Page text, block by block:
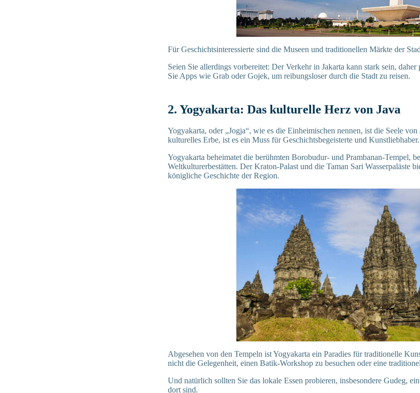
Für Geschichtsinteressierte sind die Museen und traditionellen Märkte der
Seien Sie allerdings vorbereitet: Der Verkehr in Jakarta kann stark sein,
Sie Apps wie Grab oder Gojek, um reibungsloser durch die Stadt zu reisen.
2. Yogyakarta: Das kulturelle Herz von Java
Yogyakarta, oder „Jogja“, wie es die Einheimischen nennen, ist die Seele
kulturelles Erbe, ist es ein Muss für Geschichtsbegeisterte und Kunstliebhaber.
Yogyakarta beheimatet die berühmten Borobudur- und Prambanan-Tempel,
Weltkulturerbestätten. Der Kraton-Palast und die Taman Sari Wasserpaläste
königliche Geschichte der Region.
Abgesehen von den Tempeln ist Yogyakarta ein Paradies für traditionelle
nicht die Gelegenheit, einen Batik-Workshop zu besuchen oder eine
Und natürlich sollten Sie das lokale Essen probieren, insbesondere Gudeg,
dort sind.